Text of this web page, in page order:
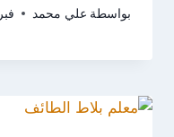
بواسطة علي محمد